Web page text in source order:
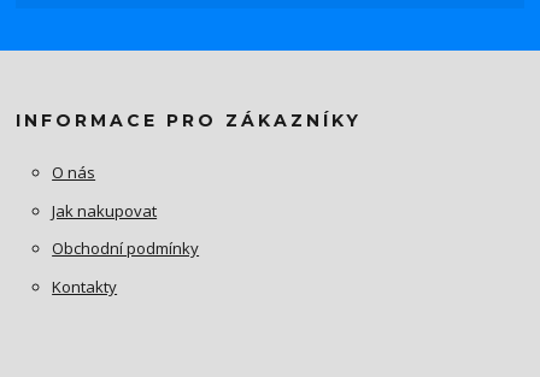
INFORMACE PRO ZÁKAZNÍKY
O nás
Jak nakupovat
Obchodní podmínky
Kontakty